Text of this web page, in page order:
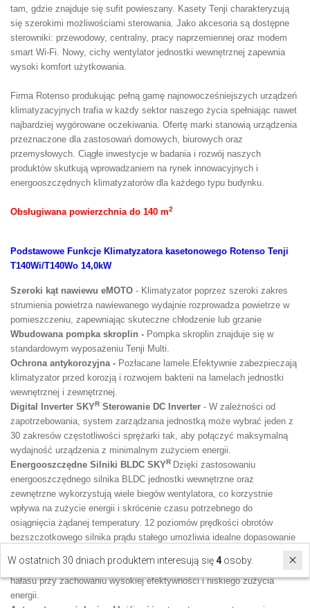
tam, gdzie znajduje się sufit powieszany. Kasety Tenji charakteryzują
się szerokimi możliwościami sterowania. Jako akcesoria są dostępne
sterowniki: przewodowy, centralny, pracy naprzemiennej oraz modem
smart Wi-Fi. Nowy, cichy wentylator jednostki wewnętrznej zapewnia
wysoki komfort użytkowania.
Firma Rotenso produkując pełną gamę najnowocześniejszych urządzeń
klimatyzacyjnych trafia w każdy sektor naszego życia spełniając nawet
najbardziej wygórowane oczekiwania. Ofertę marki stanowią urządzenia
przeznaczone dla zastosowań domowych, biurowych oraz
przemysłowych. Ciągłe inwestycje w badania i rozwój naszych
produktów skutkują wprowadzaniem na rynek innowacyjnych i
energooszczędnych klimatyzatorów dla każdego typu budynku.
Obsługiwana powierzchnia do 140 m2
Podstawowe Funkcje Klimatyzatora kasetonowego Rotenso Tenji
T140Wi/T140Wo 14,0kW
Szeroki kąt nawiewu eMOTO - Klimatyzator poprzez szeroki zakres
strumienia powietrza nawiewanego wydajnie rozprowadza powietrze w
pomieszczeniu, zapewniając skuteczne chłodzenie lub grzanie
Wbudowana pompka skroplin - Pompka skroplin znajduje się w
standardowym wyposażeniu Tenji Multi.
Ochrona antykorozyjna - Pozłacane lamele.Efektywnie zabezpieczają
klimatyzator przed korozją i rozwojem bakterii na lamelach jednostki
wewnętrznej i zewnętrznej.
Digital Inverter SKYR Sterowanie DC Inverter - W zależności od
zapotrzebowania, system zarządzania jednostką może wybrać jeden z
30 zakresów częstotliwości sprężarki tak, aby połączyć maksymalną
wydajność urządzenia z minimalnym zużyciem energii.
Energooszczędne Silniki BLDC SKYR Dzięki zastosowaniu
energooszczędnego silnika BLDC jednostki wewnętrzne oraz
zewnętrzne wykorzystują wiele biegów wentylatora, co korzystnie
wpływa na zużycie energii i skrócenie czasu potrzebnego do
osiągnięcia żądanej temperatury. 12 poziomów prędkości obrotów
bezszczotkowego silnika prądu stałego umożliwia idealne dopasowanie
Wykorzystanie nowoczesnych elementów umożliwia obniżenie poziomu
hałasu przy zachowaniu wysokiej efektywności i niskiego zużycia
energii.
W ostatnich 30 dniach produktem interesują się4 osoby.